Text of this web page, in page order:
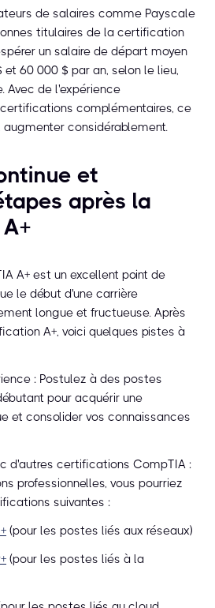
de salaires comme Payscale
titulaires de la certification
un salaire de départ moyen
60 000 $ par an, selon le lieu,
Avec de l'expérience
complémentaires, ce
considérablement.
et
après la
A+ est un excellent point de
le début d'une carrière
longue et fructueuse. Après
A+, voici quelques pistes à
: Postulez à des postes
pour acquérir une
et consolider vos connaissances
d'autres certifications CompTIA :
professionnelles, vous pourriez
suivantes :
(pour les postes liés aux réseaux)
(pour les postes liés à la